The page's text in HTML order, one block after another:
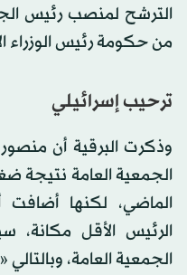
الترشح لمنصب رئيس
من حكومة رئيس الوزراء
ترحيب إسرائيلي
وذكرت البرقية أن
الجمعية العامة نتيجة
الماضي، لكنها
الرئيس الأقل
الجمعية العامة،